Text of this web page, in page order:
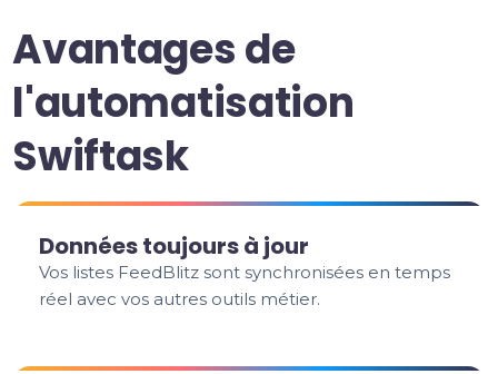
Avantages de
l'automatisation
Swiftask
Données toujours à jour
Vos listes FeedBlitz sont synchronisées en temps
réel avec vos autres outils métier.